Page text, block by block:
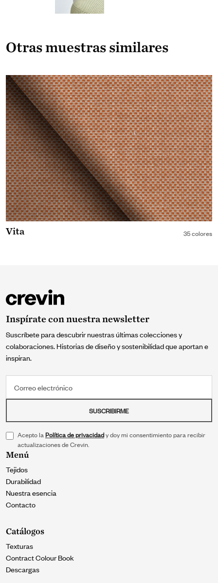
Otras muestras similares
Vita 35 colores
Inspírate con nuestra newsletter
Suscríbete para descubrir nuestras últimas colecciones y
colaboraciones. Historias de diseño y sostenibilidad que aportan e
inspiran.
SUSCRIBIRME
Acepto laPolítica de privacidady doy mi consentimiento para recibir
actualizaciones de Crevin.
Menú
Tejidos
Durabilidad
Nuestra esencia
Contacto
Catálogos
Texturas
Contract Colour Book
Descargas